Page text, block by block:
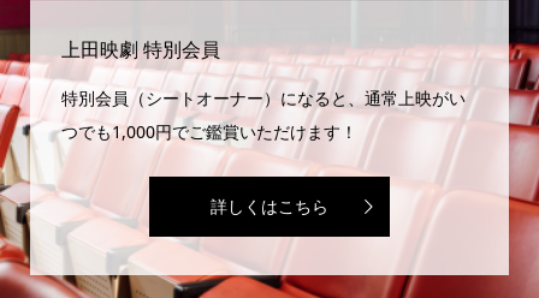
上田映劇 特別会員
特別会員（シートオーナー）になると、通常上映がい
つでも1,000円でご鑑賞いただけます！
詳しくはこちら